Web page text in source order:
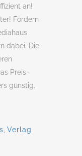
an!
Fördern
dabei. Die
Preis-
günstig.
Verlag